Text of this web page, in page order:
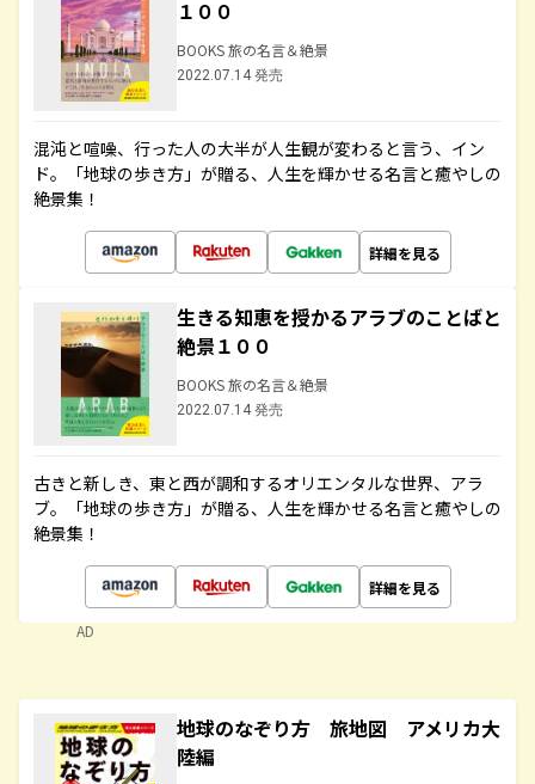
１００
BOOKS 旅の名言＆絶景
2022.07.14 発売
混沌と喧噪、行った人の大半が人生観が変わると言う、イン
ド。「地球の歩き方」が贈る、人生を輝かせる名言と癒やしの
絶景集！
詳細を見る
生きる知恵を授かるアラブのことばと
絶景１００
BOOKS 旅の名言＆絶景
2022.07.14 発売
古きと新しき、東と西が調和するオリエンタルな世界、アラ
ブ。「地球の歩き方」が贈る、人生を輝かせる名言と癒やしの
絶景集！
詳細を見る
AD
地球のなぞり方 旅地図 アメリカ大
陸編